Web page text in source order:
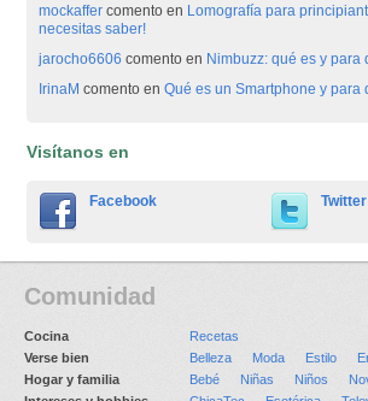
mockaffer comento en Lomografía para
necesitas saber!
jarocho6606 comento en Nimbuzz: qué es y para
IrinaM comento enQué es un Smartphone y para
Visítanos en
Facebook Twitter
Comunidad
Cocina
Recetas
Verse bien
Belleza Moda Estilo
Hogar y familia
Bebé Niñas Niños